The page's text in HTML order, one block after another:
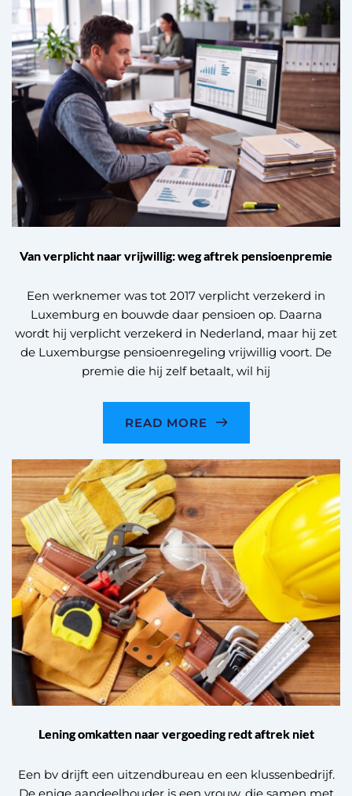
Van verplicht naar vrijwillig: weg aftrek pensioenpremie
Een werknemer was tot 2017 verplicht verzekerd in
Luxemburg en bouwde daar pensioen op. Daarna
wordt hij verplicht verzekerd in Nederland, maar hij zet
de Luxemburgse pensioenregeling vrijwillig voort. De
premie die hij zelf betaalt, wil hij
READ MORE
Lening omkatten naar vergoeding redt aftrek niet
Een bv drijft een uitzendbureau en een klussenbedrijf.